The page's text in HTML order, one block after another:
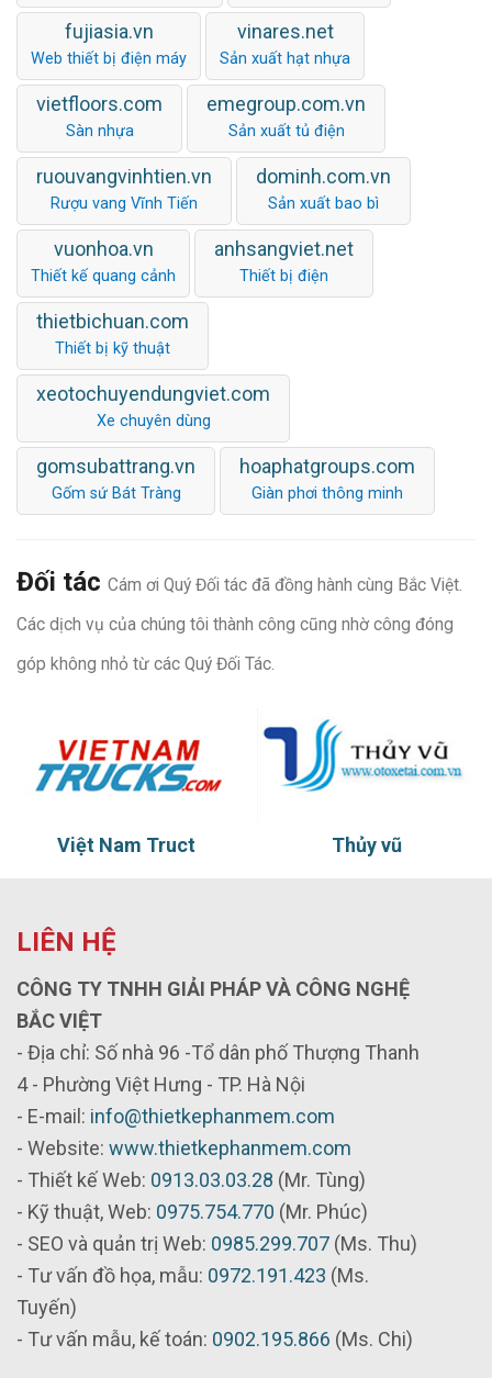
fujiasia.vn
Web thiết bị điện máy
vinares.net
Sản xuất hạt nhựa
vietfloors.com
Sàn nhựa
emegroup.com.vn
Sản xuất tủ điện
ruouvangvinhtien.vn
Rượu vang Vĩnh Tiến
dominh.com.vn
Sản xuất bao bì
vuonhoa.vn
Thiết kế quang cảnh
anhsangviet.net
Thiết bị điện
thietbichuan.com
Thiết bị kỹ thuật
xeotochuyendungviet.com
Xe chuyên dùng
gomsubattrang.vn
Gốm sứ Bát Tràng
hoaphatgroups.com
Giàn phơi thông minh
Đối tác Cám ơi Quý Đối tác đã đồng hành cùng Bắc Việt.
Các dịch vụ của chúng tôi thành công cũng nhờ công đóng
góp không nhỏ từ các Quý Đối Tác.
Việt Nam Truct Thủy vũ
LIÊN HỆ
CÔNG TY TNHH GIẢI PHÁP VÀ CÔNG NGHỆ
BẮC VIỆT
- Địa chỉ: Số nhà 96 -Tổ dân phố Thượng Thanh
4 - Phường Việt Hưng - TP. Hà Nội
- E-mail: info@thietkephanmem.com
- Website: www.thietkephanmem.com
- Thiết kế Web: 0913.03.03.28 (Mr. Tùng)
- Kỹ thuật, Web: 0975.754.770 (Mr. Phúc)
- SEO và quản trị Web: 0985.299.707 (Ms. Thu)
- Tư vấn đồ họa, mẫu: 0972.191.423 (Ms.
Tuyến)
- Tư vấn mẫu, kế toán: 0902.195.866 (Ms. Chi)